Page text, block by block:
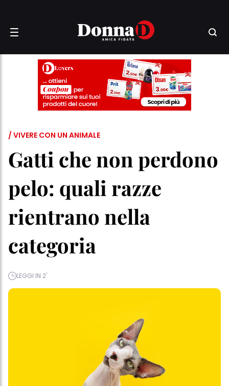
/ VIVERE CON UN ANIMALE
Gatti che non perdono
pelo: quali razze
rientrano nella
categoria
LEGGI IN 2'